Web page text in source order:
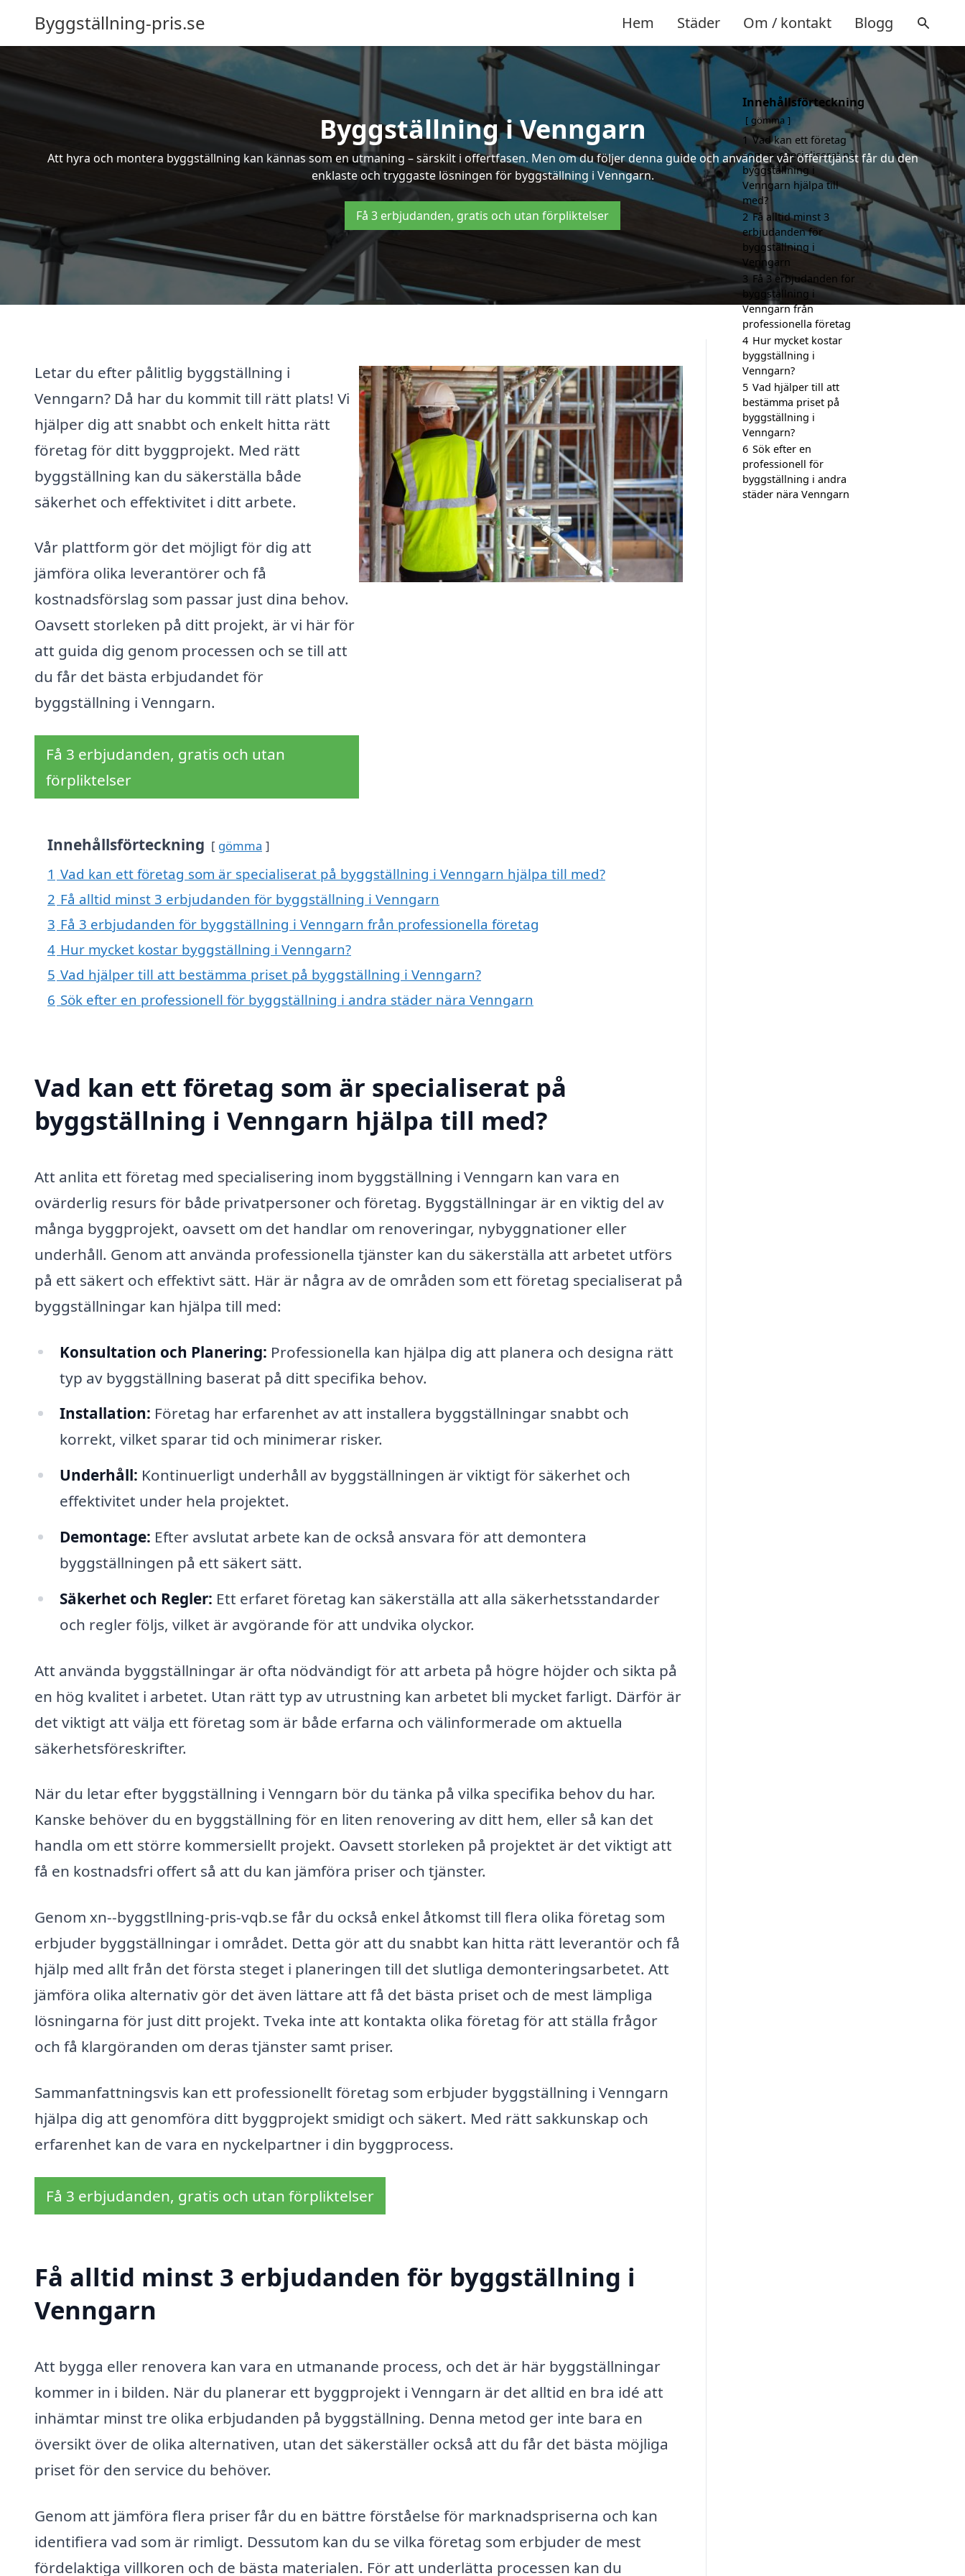
Byggställning-pris.se Hem Städer Om / kontakt Blogg
Byggställning i Venngarn
Att hyra och montera byggställning kan kännas som en utmaning – särskilt i offertfasen. Men om du följer denna guide och använder vår offerttjänst får du den
enklaste och tryggaste lösningen för byggställning i Venngarn.
Få 3 erbjudanden, gratis och utan förpliktelser
Letar du efter pålitlig byggställning i
Venngarn? Då har du kommit till rätt plats! Vi
hjälper dig att snabbt och enkelt hitta rätt
företag för ditt byggprojekt. Med rätt
byggställning kan du säkerställa både
säkerhet och effektivitet i ditt arbete.
Vår plattform gör det möjligt för dig att
jämföra olika leverantörer och få
kostnadsförslag som passar just dina behov.
Oavsett storleken på ditt projekt, är vi här för
att guida dig genom processen och se till att
du får det bästa erbjudandet för
byggställning i Venngarn.
Få 3 erbjudanden, gratis och utan
förpliktelser
Innehållsförteckning gömma
1 Vad kan ett företag som är specialiserat på byggställning i Venngarn hjälpa till med?
2 Få alltid minst 3 erbjudanden för byggställning i Venngarn
3 Få 3 erbjudanden för byggställning i Venngarn från professionella företag
4 Hur mycket kostar byggställning i Venngarn?
5 Vad hjälper till att bestämma priset på byggställning i Venngarn?
6 Sök efter en professionell för byggställning i andra städer nära Venngarn
Vad kan ett företag som är specialiserat på
byggställning i Venngarn hjälpa till med?
Att anlita ett företag med specialisering inom byggställning i Venngarn kan vara en
ovärderlig resurs för både privatpersoner och företag. Byggställningar är en viktig del av
många byggprojekt, oavsett om det handlar om renoveringar, nybyggnationer eller
underhåll. Genom att använda professionella tjänster kan du säkerställa att arbetet utförs
på ett säkert och effektivt sätt. Här är några av de områden som ett företag specialiserat på
byggställningar kan hjälpa till med:
Konsultation och Planering: Professionella kan hjälpa dig att planera och designa rätt
typ av byggställning baserat på ditt specifika behov.
Installation: Företag har erfarenhet av att installera byggställningar snabbt och
korrekt, vilket sparar tid och minimerar risker.
Underhåll: Kontinuerligt underhåll av byggställningen är viktigt för säkerhet och
effektivitet under hela projektet.
Demontage: Efter avslutat arbete kan de också ansvara för att demontera
byggställningen på ett säkert sätt.
Säkerhet och Regler: Ett erfaret företag kan säkerställa att alla säkerhetsstandarder
och regler följs, vilket är avgörande för att undvika olyckor.
Att använda byggställningar är ofta nödvändigt för att arbeta på högre höjder och sikta på
en hög kvalitet i arbetet. Utan rätt typ av utrustning kan arbetet bli mycket farligt. Därför är
det viktigt att välja ett företag som är både erfarna och välinformerade om aktuella
säkerhetsföreskrifter.
När du letar efter byggställning i Venngarn bör du tänka på vilka specifika behov du har.
Kanske behöver du en byggställning för en liten renovering av ditt hem, eller så kan det
handla om ett större kommersiellt projekt. Oavsett storleken på projektet är det viktigt att
få en kostnadsfri offert så att du kan jämföra priser och tjänster.
Genom xn--byggstllning-pris-vqb.se får du också enkel åtkomst till flera olika företag som
erbjuder byggställningar i området. Detta gör att du snabbt kan hitta rätt leverantör och få
hjälp med allt från det första steget i planeringen till det slutliga demonteringsarbetet. Att
jämföra olika alternativ gör det även lättare att få det bästa priset och de mest lämpliga
lösningarna för just ditt projekt. Tveka inte att kontakta olika företag för att ställa frågor
och få klargöranden om deras tjänster samt priser.
Sammanfattningsvis kan ett professionellt företag som erbjuder byggställning i Venngarn
hjälpa dig att genomföra ditt byggprojekt smidigt och säkert. Med rätt sakkunskap och
erfarenhet kan de vara en nyckelpartner i din byggprocess.
Få 3 erbjudanden, gratis och utan förpliktelser
Få alltid minst 3 erbjudanden för byggställning i
Venngarn
Att bygga eller renovera kan vara en utmanande process, och det är här byggställningar
kommer in i bilden. När du planerar ett byggprojekt i Venngarn är det alltid en bra idé att
inhämtar minst tre olika erbjudanden på byggställning. Denna metod ger inte bara en
översikt över de olika alternativen, utan det säkerställer också att du får det bästa möjliga
priset för den service du behöver.
Genom att jämföra flera priser får du en bättre förståelse för marknadspriserna och kan
identifiera vad som är rimligt. Dessutom kan du se vilka företag som erbjuder de mest
fördelaktiga villkoren och de bästa materialen. För att underlätta processen kan du
Innehållsförteckning
gömma
1 Vad kan ett företag
som är specialiserat på
byggställning i
Venngarn hjälpa till
med?
2 Få alltid minst 3
erbjudanden för
byggställning i
Venngarn
3 Få 3 erbjudanden för
byggställning i
Venngarn från
professionella företag
4 Hur mycket kostar
byggställning i
Venngarn?
5 Vad hjälper till att
bestämma priset på
byggställning i
Venngarn?
6 Sök efter en
professionell för
byggställning i andra
städer nära Venngarn